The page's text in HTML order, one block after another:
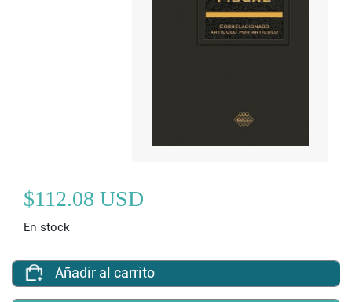
$112.08 USD
En stock
Añadir al carrito